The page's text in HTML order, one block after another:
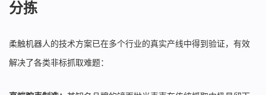
分拣
柔触机器人的技术方案已在多个行业的真实产线中得到验证，有效
解决了各类非标抓取难题：